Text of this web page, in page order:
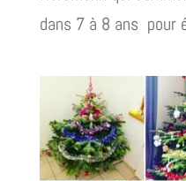
dans 7 à 8 ans pour